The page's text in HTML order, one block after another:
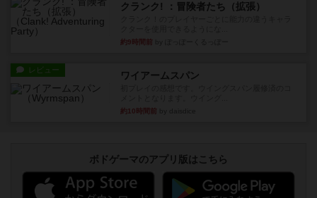
クランク! ：冒険者たち（拡張）
約9時間前
レビュー ワイアームスパン
約10時間前
ボドゲーマのアプリ版はこちら